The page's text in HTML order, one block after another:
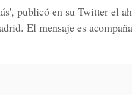
publicó en su Twitter el
El mensaje es